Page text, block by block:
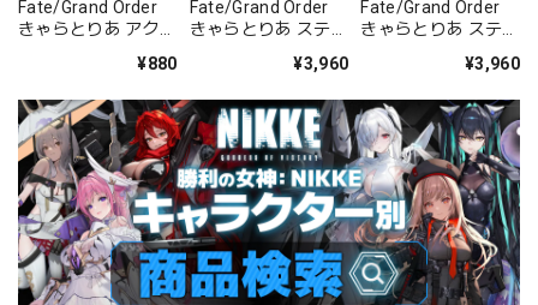
Fate/Grand Order
きゃらとりあ アクリ
ンキャンサー/謎の
プン・サマー〕
¥880
Fate/Grand Order
きゃらとりあ ステッ
BOX 全12種類¥3,960
Fate/Grand Order
きゃらとりあ ステッ
BOX 全12種類¥3,960